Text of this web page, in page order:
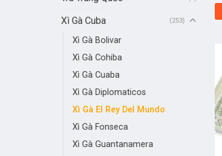
Xì Gà Cuba (253)
Xì Gà Bolivar
Xì Gà Cohiba
Xì Gà Cuaba
Xì Gà Diplomaticos
Xì Gà El Rey Del Mundo
Xì Gà Fonseca
Xì Gà Guantanamera